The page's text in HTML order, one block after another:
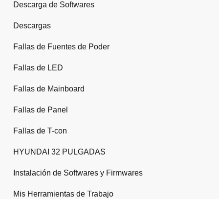
Descarga de Softwares
Descargas
Fallas de Fuentes de Poder
Fallas de LED
Fallas de Mainboard
Fallas de Panel
Fallas de T-con
HYUNDAI 32 PULGADAS
Instalación de Softwares y Firmwares
Mis Herramientas de Trabajo